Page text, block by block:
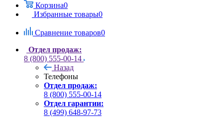
Корзина0
Избранные товары0
Сравнение товаров0
Отдел продаж:
8 (800) 555-00-14
Назад
Телефоны
Отдел продаж:
8 (800) 555-00-14
Отдел гарантии:
8 (499) 648-97-73